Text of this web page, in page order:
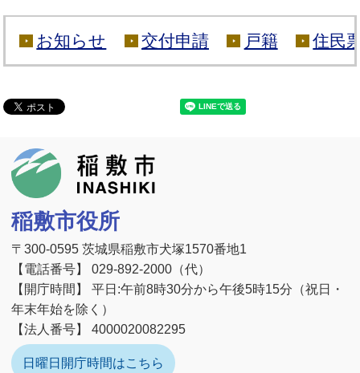
お知らせ 交付申請 戸籍 住民
稲敷市役所
〒300-0595 茨城県稲敷市犬塚1570番地1
【電話番号】 029-892-2000（代）
【開庁時間】 平日:午前8時30分から午後5時15分（祝日・
年末年始を除く）
【法人番号】 4000020082295
日曜日開庁時間はこちら